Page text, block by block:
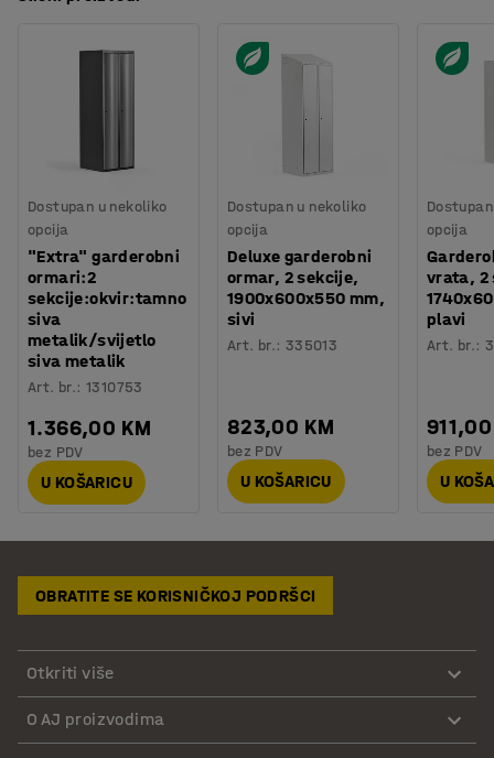
Dostupan u nekoliko
opcija
"Extra" garderobni
ormari:2
sekcije:okvir:tamno
siva
metalik/svijetlo
siva metalik
Art. br.:1310753
1.366,00 KM
bez PDV
U KOŠARICU
Dostupan u nekoliko
opcija
Deluxe garderobni
ormar, 2 sekcije,
1900x600x550 mm,
sivi
Art. br.: 335013
823,00 KM
bez PDV
U KOŠARICU
opcija
vrata, 2
plavi
Art. br.:
bez PDV
U
OBRATITE SE KORISNIČKOJ PODRŠCI
Otkriti više
O AJ proizvodima